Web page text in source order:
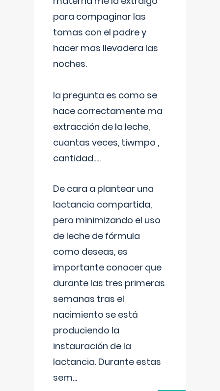
para compaginar las
tomas con el padre y
hacer mas llevadera las
noches.
la pregunta es como se
hace correctamente ma
extracción de la leche,
cuantas veces, tiwmpo ,
cantidad.....
De cara a plantear una
lactancia compartida,
pero minimizando el uso
de leche de fórmula
como deseas, es
importante conocer que
durante las tres primeras
semanas tras el
nacimiento se está
produciendo la
instauración de la
lactancia. Durante estas
sem...